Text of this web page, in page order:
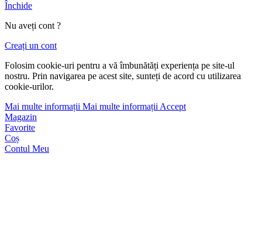
Închide
Nu aveți cont ?
Creați un cont
Folosim cookie-uri pentru a vă îmbunătăți experiența pe site-ul
nostru. Prin navigarea pe acest site, sunteți de acord cu utilizarea
cookie-urilor.
Mai multe informații Mai multe informațiiAccept
Magazin
Favorite
Coș
Contul Meu